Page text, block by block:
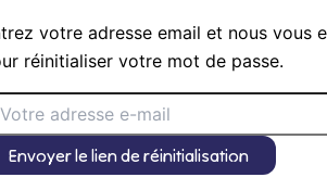
votre adresse email et nous vous
réinitialiser votre mot de passe.
Envoyer le lien de réinitialisation